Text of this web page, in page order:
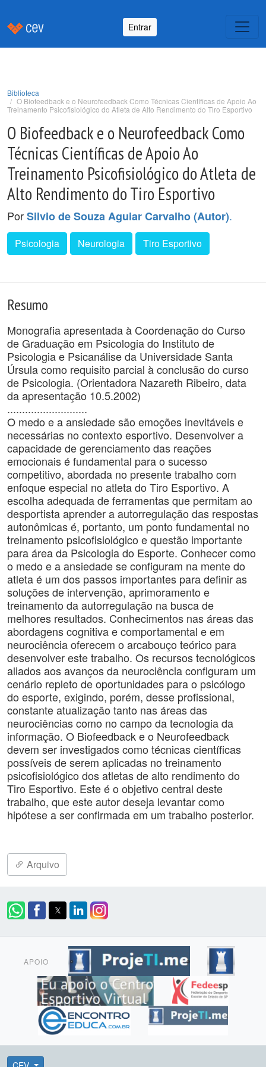
Entrar
Biblioteca
O Biofeedback e o Neurofeedback Como Técnicas Científicas de Apoio Ao
Treinamento Psicofisiológico do Atleta de Alto Rendimento do Tiro Esportivo
O Biofeedback e o Neurofeedback Como
Técnicas Científicas de Apoio Ao
Treinamento Psicofisiológico do Atleta de
Alto Rendimento do Tiro Esportivo
PorSilvio de Souza Aguiar Carvalho (Autor).
Psicologia Neurologia Tiro Esportivo
Resumo
Monografia apresentada à Coordenação do Curso
de Graduação em Psicologia do Instituto de
Psicologia e Psicanálise da Universidade Santa
Úrsula como requisito parcial à conclusão do curso
de Psicologia. (Orientadora Nazareth Ribeiro, data
da apresentação 10.5.2002)
...........................
O medo e a ansiedade são emoções inevitáveis e
necessárias no contexto esportivo. Desenvolver a
capacidade de gerenciamento das reações
emocionais é fundamental para o sucesso
competitivo, abordada no presente trabalho com
enfoque especial no atleta do Tiro Esportivo. A
escolha adequada de ferramentas que permitam ao
desportista aprender a autorregulação das respostas
autonômicas é, portanto, um ponto fundamental no
treinamento psicofisiológico e questão importante
para área da Psicologia do Esporte. Conhecer como
o medo e a ansiedade se configuram na mente do
atleta é um dos passos importantes para definir as
soluções de intervenção, aprimoramento e
treinamento da autorregulação na busca de
melhores resultados. Conhecimentos nas áreas das
abordagens cognitiva e comportamental e em
neurociência oferecem o arcabouço teórico para
desenvolver este trabalho. Os recursos tecnológicos
aliados aos avanços da neurociência configuram um
cenário repleto de oportunidades para o psicólogo
do esporte, exigindo, porém, desse profissional,
constante atualização tanto nas áreas das
neurociências como no campo da tecnologia da
informação. O Biofeedback e o Neurofeedback
devem ser investigados como técnicas científicas
possíveis de serem aplicadas no treinamento
psicofisiológico dos atletas de alto rendimento do
Tiro Esportivo. Este é o objetivo central deste
trabalho, que este autor deseja levantar como
hipótese a ser confirmada em um trabalho posterior.
Arquivo
APOIO